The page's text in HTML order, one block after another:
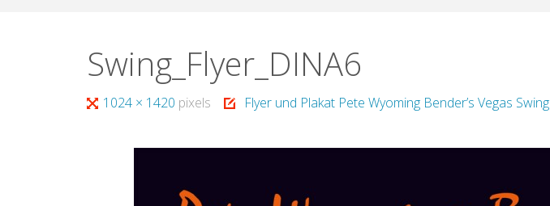
Swing_Flyer_DINA6
Full1024 × 1420 pixels Flyer und Plakat Pete Wyoming Bender’s Vegas